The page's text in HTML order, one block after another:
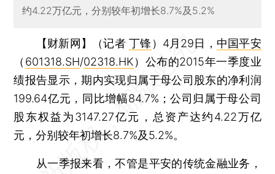
约4.22万亿元，分别较年初增长8.7%及5.2%
【财新网】（记者丁锋 ） 4月29日， 中国平安
（ 601318.SH/02318.HK）公布的2015年一季度业
绩报告显示，期内实现归属于母公司股东的净利润
199.64亿元，同比增幅84.7%；公司归属于母公司
股东权益为3147.27亿元，总资产达约4.22万亿
元，分别较年初增长8.7%及5.2%。
从一季报来看，不管是平安的传统金融业务，